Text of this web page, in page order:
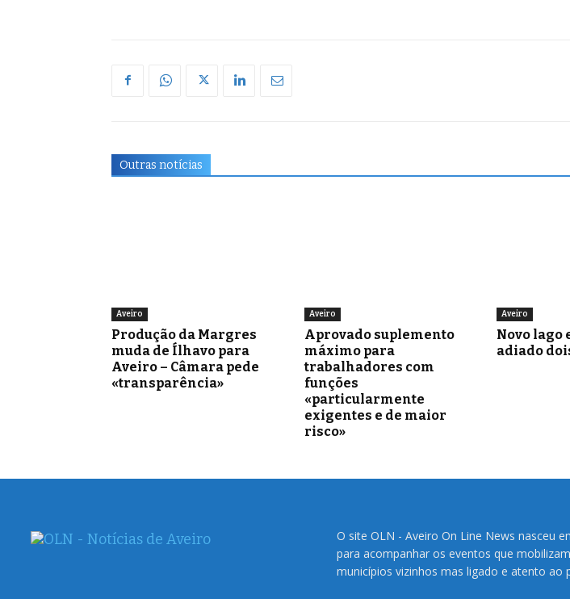
Outras notícias
Aveiro
Produção da Margres
muda de Ílhavo para
Aveiro – Câmara pede
«transparência»
Aveiro
Aprovado suplemento
máximo para
trabalhadores com
funções
«particularmente
exigentes e de maior
risco»
Aveiro
Novo lago
adiado
O site OLN - Aveiro On Line News nasceu
para acompanhar os eventos que
municípios vizinhos mas ligado e atento ao